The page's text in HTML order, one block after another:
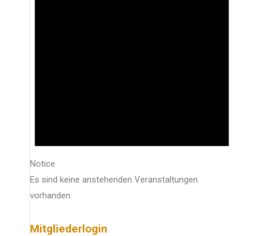
Notice
Es sind keine anstehenden Veranstaltungen
vorhanden.
Mitgliederlogin